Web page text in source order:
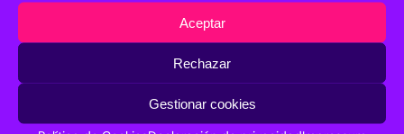
Aceptar
Rechazar
Gestionar cookies
sentido, el encuentro volverá a dar
protagonismo a las empresas emergentes en
la tercera edición de laCall for Startups,
donde compañías de distintos países con
proyectos en materia dedeep tech
oportunidad de aumentar su visibilidad ante